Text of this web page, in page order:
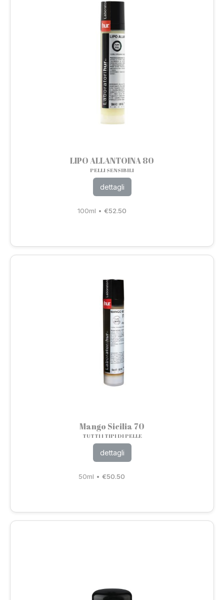
LIPO ALLANTOINA 80
PELLI SENSIBILI
dettagli
100ml • €52.50
Mango Sicilia 70
TUTTI I TIPI DI PELLE
dettagli
50ml •€50.50